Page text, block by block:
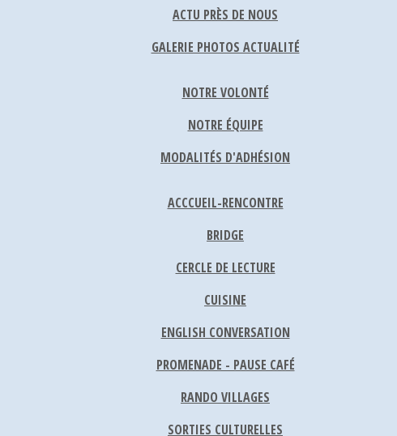
ACTU PRÈS DE NOUS
GALERIE PHOTOS ACTUALITÉ
NOTRE VOLONTÉ
NOTRE ÉQUIPE
MODALITÉS D'ADHÉSION
ACCCUEIL-RENCONTRE
BRIDGE
CERCLE DE LECTURE
CUISINE
ENGLISH CONVERSATION
PROMENADE - PAUSE CAFÉ
RANDO VILLAGES
SORTIES CULTURELLES